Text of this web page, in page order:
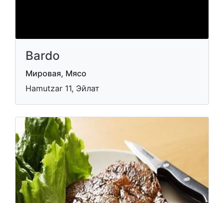
Bardo
Мировая, Мясо
Hamutzar 11, Эйлат